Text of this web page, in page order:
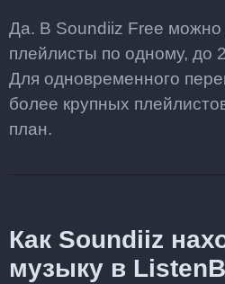
Да. В Soundiiz Free можно
плейлисты по одному, до
Для одновременного
более крупных
план.
Как Soundiiz
музыку в